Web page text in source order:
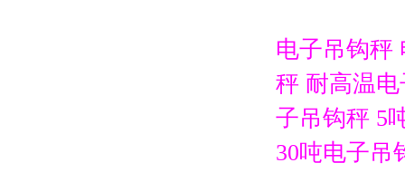
电子吊钩秤
秤 耐高温
子吊钩秤 5
30吨电子吊